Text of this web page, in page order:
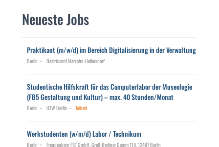
Neueste Jobs
Praktikant (m/w/d) im Bereich Digitalisierung in der Verwaltung
Berlin Bezirksamt Marzahn-Hellersdorf
Studentische Hilfskraft für das Computerlabor der Museologie
(FB5 Gestaltung und Kultur) – max. 40 Stunden/Monat
Berlin HTW Berlin Teilzeit
Werkstudenten (w/m/d) Labor / Technikum
Berlin Freudenberg FST GmbH, Groß-Berliner Damm 119, 12487 Berlin